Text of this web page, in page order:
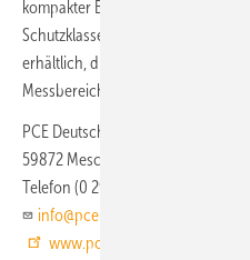
kompakter Bauform (123 × 96 × 36
Schutzklasse IP40. Der
erhältlich, die sich durch den
Messbereiche unterscheiden.
PCE Deutschland
59872 Meschede
Telefon (0 29 03) 97 69 90
info@pce-instruments.com
www.pce-instruments.com